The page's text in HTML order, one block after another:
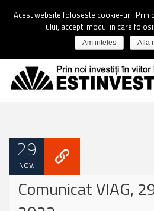
29
NOV.
Comunicat VIAG,
Acest website foloseste cookie-uri. Prin
ului, accepti modul in care
Am inteles Afla